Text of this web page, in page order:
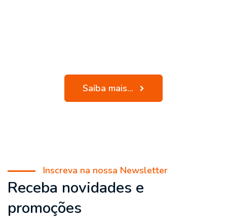
Saiba mais...
Inscreva na nossa Newsletter
Receba novidades e
promoções